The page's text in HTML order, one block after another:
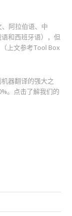
阿拉伯语、中
和西班牙语），但
上文参考Tool Box
器翻译的强大之
。点击了解我们的